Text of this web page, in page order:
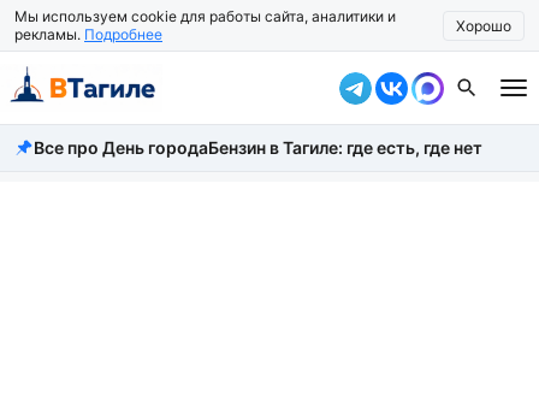
Мы используем cookie для работы сайта, аналитики и
рекламы. Подробнее Хорошо
Все новости
Все про День городаБензин в Тагиле: где есть, где нет